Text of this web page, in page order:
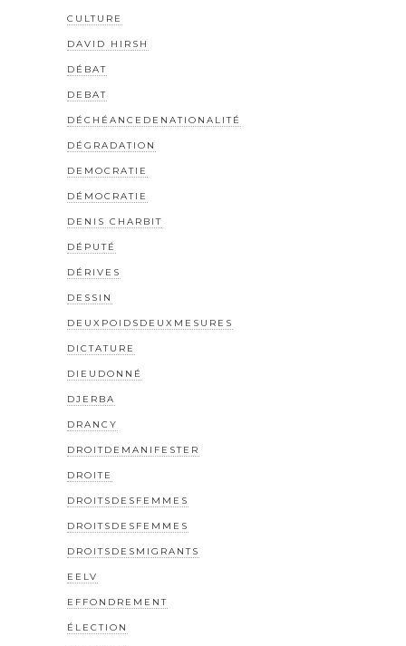
CULTURE
DAVID HIRSH
DÉBAT
DEBAT
DÉCHÉANCEDENATIONALITÉ
DÉGRADATION
DEMOCRATIE
DÉMOCRATIE
DENIS CHARBIT
DÉPUTÉ
DÉRIVES
DESSIN
DEUXPOIDSDEUXMESURES
DICTATURE
DIEUDONNÉ
DJERBA
DRANCY
DROITDEMANIFESTER
DROITE
DROITSDESFEMMES
DROITSDESFEMMES
DROITSDESMIGRANTS
EELV
EFFONDREMENT
ÉLECTION